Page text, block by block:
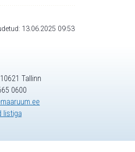
13.06.2025 09:53
Tallinn
0600
listiga